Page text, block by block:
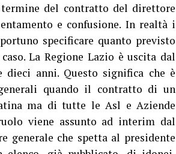
del contratto del direttore
e confusione. In realtà i
specificare quanto previsto
La Regione Lazio è uscita dal
anni. Questo significa che è
quando il contratto di un
ma di tutte le Asl e Aziende
viene assunto ad interim dal
che spetta al presidente